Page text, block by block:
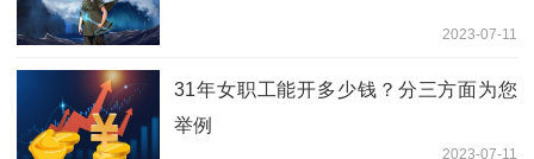
2023-07-11
31年女职工能开多少钱？分三方面为您
举例
2023-07-11